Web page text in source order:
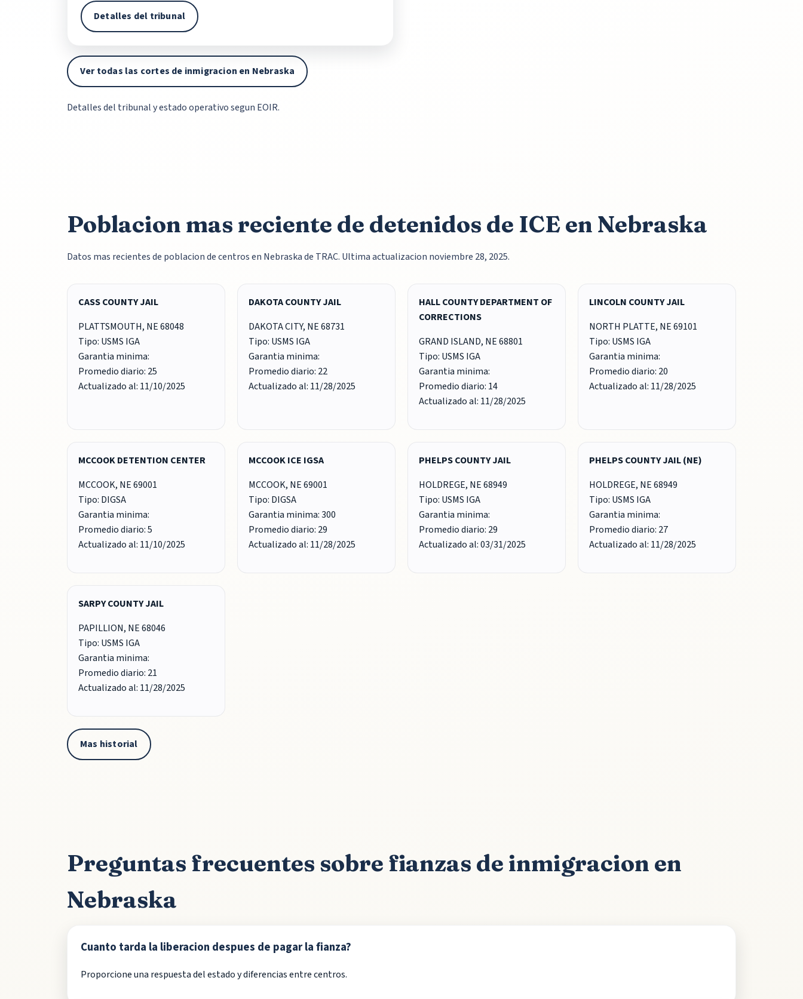
Detalles del tribunal
Ver todas las cortes de inmigracion en Nebraska
Detalles del tribunal y estado operativo segun EOIR.
Poblacion mas reciente de detenidos de ICE en Nebraska
Datos mas recientes de poblacion de centros en Nebraska de TRAC. Ultima actualizacion noviembre 28, 2025.
CASS COUNTY JAIL
PLATTSMOUTH, NE 68048
Tipo: USMS IGA
Garantia minima:
Promedio diario: 25
Actualizado al: 11/10/2025
DAKOTA COUNTY JAIL
DAKOTA CITY, NE 68731
Tipo: USMS IGA
Garantia minima:
Promedio diario: 22
Actualizado al: 11/28/2025
HALL COUNTY DEPARTMENT OF
CORRECTIONS
GRAND ISLAND, NE 68801
Tipo: USMS IGA
Garantia minima:
Promedio diario: 14
Actualizado al: 11/28/2025
LINCOLN COUNTY JAIL
NORTH PLATTE, NE 69101
Tipo: USMS IGA
Garantia minima:
Promedio diario: 20
Actualizado al: 11/28/2025
MCCOOK DETENTION CENTER
MCCOOK, NE 69001
Tipo: DIGSA
Garantia minima:
Promedio diario: 5
Actualizado al: 11/10/2025
MCCOOK ICE IGSA
MCCOOK, NE 69001
Tipo: DIGSA
Garantia minima: 300
Promedio diario: 29
Actualizado al: 11/28/2025
PHELPS COUNTY JAIL
HOLDREGE, NE 68949
Tipo: USMS IGA
Garantia minima:
Promedio diario: 29
Actualizado al: 03/31/2025
PHELPS COUNTY JAIL (NE)
HOLDREGE, NE 68949
Tipo: USMS IGA
Garantia minima:
Promedio diario: 27
Actualizado al: 11/28/2025
SARPY COUNTY JAIL
PAPILLION, NE 68046
Tipo: USMS IGA
Garantia minima:
Promedio diario: 21
Actualizado al: 11/28/2025
Mas historial
Preguntas frecuentes sobre fianzas de inmigracion en
Nebraska
Cuanto tarda la liberacion despues de pagar la fianza?
Proporcione una respuesta del estado y diferencias entre centros.